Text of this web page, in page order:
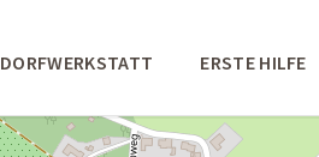
DORFWERKSTATT ERSTE HILFE